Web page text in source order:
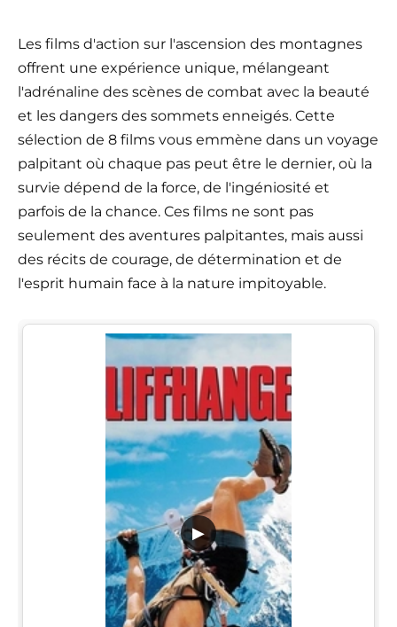
Les films d'action sur l'ascension des montagnes
offrent une expérience unique, mélangeant
l'adrénaline des scènes de combat avec la beauté
et les dangers des sommets enneigés. Cette
sélection de 8 films vous emmène dans un voyage
palpitant où chaque pas peut être le dernier, où la
survie dépend de la force, de l'ingéniosité et
parfois de la chance. Ces films ne sont pas
seulement des aventures palpitantes, mais aussi
des récits de courage, de détermination et de
l'esprit humain face à la nature impitoyable.
▶